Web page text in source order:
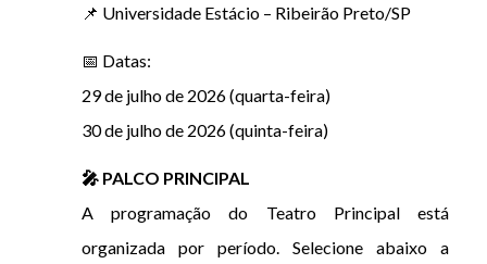
📌 Universidade Estácio – Ribeirão Preto/SP
📅 Datas:
29 de julho de 2026 (quarta-feira)
30 de julho de 2026 (quinta-feira)
🎤 PALCO PRINCIPAL
A programação do Teatro Principal está
organizada por período. Selecione abaixo a